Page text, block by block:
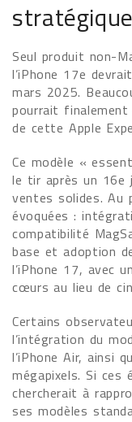
stratégique
Seul produit non-
l’iPhone 17e
mars 2025.
pourrait
de cette Apple
Ce modèle «
le tir après un 16e
ventes solides. Au
évoquées :
compatibilité
base et adoption
l’iPhone 17, avec
cœurs au lieu de
Certains
l’intégration du
l’iPhone Air, ainsi
mégapixels. Si ces
chercherait à
ses modèles